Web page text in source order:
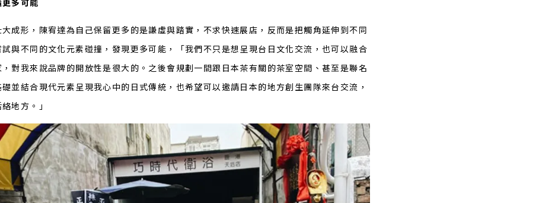
多可能
成形，陳宥達為自己保留更多的是謙虛與踏實，不求快速展店，反而是把觸角延伸到不同
與不同的文化元素碰撞，發現更多可能，「我們不只是想呈現台日文化交流，也可以融合
對我來說品牌的開放性是很大的。之後會規劃一間跟日本茶有關的茶室空間、甚至是聯名
並結合現代元素呈現我心中的日式傳統，也希望可以邀請日本的地方創生團隊來台交流，
地方。」